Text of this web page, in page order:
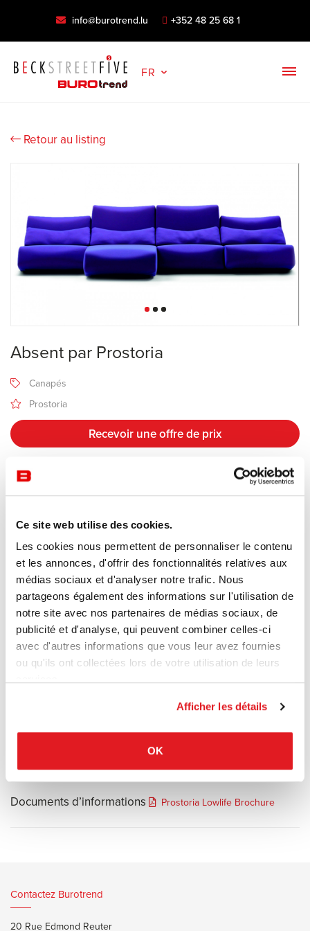
Ce site web utilise des cookies.
Les cookies nous permettent de personnaliser le contenu
et les annonces, d'offrir des fonctionnalités relatives aux
médias sociaux et d'analyser notre trafic. Nous
partageons également des informations sur l'utilisation de
notre site avec nos partenaires de médias sociaux, de
publicité et d'analyse, qui peuvent combiner celles-ci
avec d'autres informations que vous leur avez fournies
ou qu'ils ont collectées lors de votre utilisation de leurs
Afficher les détails
OK
info@burotrend.lu +352 48 25 68 1
FR
Retour au listing
Absent par Prostoria
Canapés
Prostoria
Recevoir une offre de prix
Description
Le canapéAbsent, conçu par le studio de design Numen/For Use
pour l'éditeur croate Prostoria, est un modèle unique conçu pour
une relaxation absolue, presque en apesanteur. Son design se
situe à la frontière entre le canapé modulable, la chaise longue et
le mobilier de salon de style "lounge".
La forme de l'Absent a été spécialement étudiée pour épouser
parfaitement les courbes du corps en position semi-allongée. Les
musculaires. C'est le canapé idéal pour se déconnecter, lire,
Documents d’informations Prostoria Lowlife Brochure
Contactez Burotrend
20 Rue Edmond Reuter